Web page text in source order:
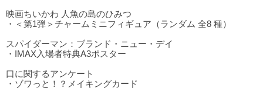
映画ちいかわ 人魚の島のひみつ
・＜第1弾＞チャームミニフィギュア（ランダム 全8 種）
スパイダーマン：ブランド・ニュー・デイ
・IMAX入場者特典A3ポスター
口に関するアンケート
・ゾワっと！？メイキングカード